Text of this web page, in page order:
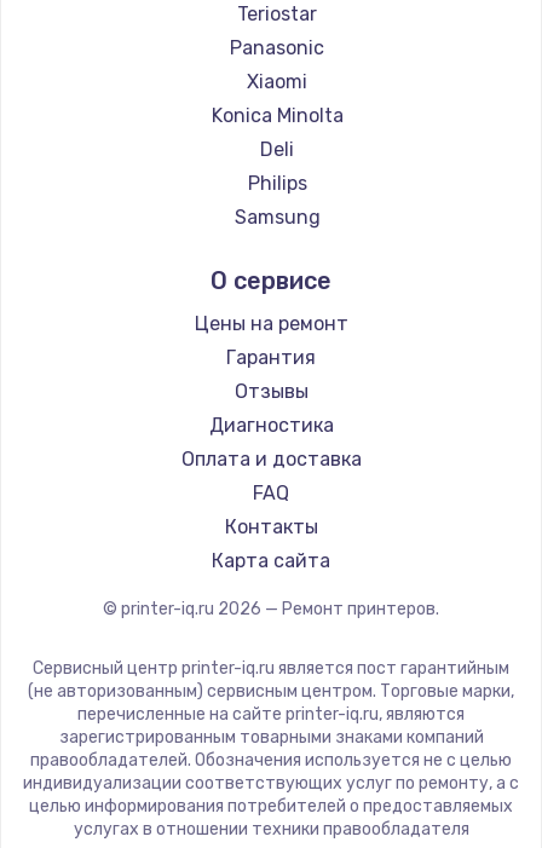
Teriostar
Panasonic
Xiaomi
Konica Minolta
Deli
Philips
Samsung
Lexmark
Sharp
TSC
Fujitsu
Godex
О сервисе
Цены на ремонт
Гарантия
Отзывы
Диагностика
Оплата и доставка
FAQ
Контакты
Карта сайта
© printer-iq.ru 2026 — Ремонт принтеров.
Сервисный центр printer-iq.ru является пост гарантийным
(не авторизованным) сервисным центром. Торговые марки,
перечисленные на сайте printer-iq.ru, являются
зарегистрированным товарными знаками компаний
правообладателей. Обозначения используется не с целью
индивидуализации соответствующих услуг по ремонту, а с
целью информирования потребителей о предоставляемых
услугах в отношении техники правообладателя